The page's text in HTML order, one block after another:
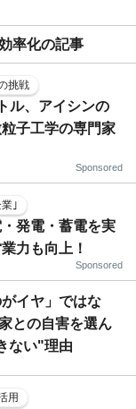
率化の記事
挑戦
ル、アイシンの
子工学の専門家
Sponsored
｣
発電・蓄電を実
力も向上！
Sponsored
がイヤ」ではな
との自害を選ん
ない"理由
用